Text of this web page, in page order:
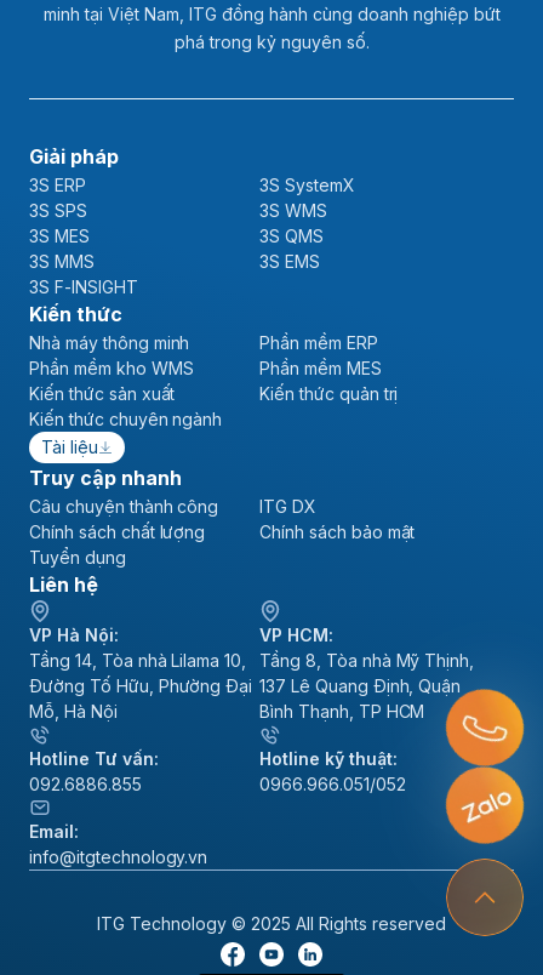
minh tại Việt Nam, ITG đồng hành cùng doanh nghiệp bứt
phá trong kỷ nguyên số.
Giải pháp
3S ERP
3S SystemX
3S SPS
3S WMS
3S MES
3S QMS
3S MMS
3S EMS
3S F-INSIGHT
Kiến thức
Nhà máy thông minh
Phần mềm ERP
Phần mềm kho WMS
Phần mềm MES
Kiến thức sản xuất
Kiến thức quản trị
Kiến thức chuyên ngành
Tài liệu
Truy cập nhanh
Câu chuyện thành công
ITG DX
Chính sách chất lượng
Chính sách bảo mật
Tuyển dụng
Liên hệ
VP Hà Nội:
Tầng 14, Tòa nhà Lilama 10,
Đường Tố Hữu, Phường Đại
Mỗ, Hà Nội
VP HCM:
Tầng 8, Tòa nhà Mỹ Thịnh,
137 Lê Quang Định, Quận
Bình Thạnh, TP HCM
Hotline Tư vấn:
092.6886.855
Hotline kỹ thuật:
0966.966.051/052
Email:
info@itgtechnology.vn
ITG Technology © 2025 All Rights reserved